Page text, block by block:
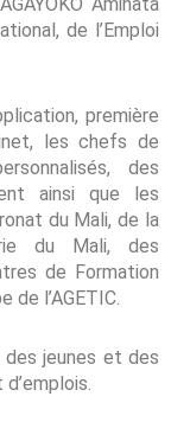
de l’Emploi
première
les chefs de
des
ainsi que les
du Mali, de la
du Mali, des
de Formation
l’AGETIC.
jeunes et des